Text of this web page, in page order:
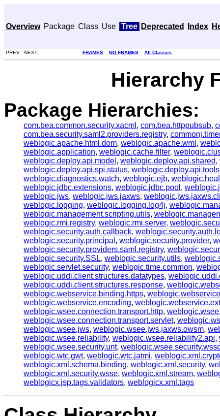
Overview Package Class Use Tree Deprecated Index
PREV NEXT FRAMES NO FRAMES All Classes
Hierarchy
Package Hierarchies:
com.bea.common.security.xacml , com.bea.httppubsub,
com.bea.security.saml2.providers.registry,
weblogic.apache.html.dom, weblogic.apache.wml ,
weblogic.application, weblogic.cache.filter,
weblogic.deploy.api.model , weblogic.deploy.api.shared,
weblogic.deploy.api.spi.status, weblogic.deploy.api.tools
weblogic.diagnostics.watch, weblogic.ejb,
weblogic.jdbc.extensions, weblogic.jdbc.pool ,
weblogic.jws, weblogic.jws.jaxws,
weblogic.logging, weblogic.logging.log4j,
weblogic.management.scripting.utils,
weblogic.rmi.registry, weblogic.rmi.server,
weblogic.security.auth.callback,
weblogic.security.principal , weblogic.security.provider,
weblogic.security.providers.saml.registry,
weblogic.security.SSL, weblogic.security.utils,
weblogic.servlet.security, weblogic.time.common,
weblogic.uddi.client.structures.datatypes,
weblogic.uddi.client.structures.response,
weblogic.webservice.binding.https,
weblogic.webservice.encoding,
weblogic.wsee.connection.transport.http,
weblogic.wsee.connection.transport.servlet,
weblogic.wsee.jws, weblogic.wsee.jws.jaxws.owsm,
weblogic.wsee.reliability, weblogic.wsee.reliability2.api,
weblogic.wsee.security.unt,
weblogic.wtc.gwt, weblogic.wtc.jatmi,
weblogic.xml.schema.binding, weblogic.xml.security,
weblogic.xml.security.wsse, weblogic.xml.stream,
weblogicx.jsp.tags.validators, weblogicx.xml.tags